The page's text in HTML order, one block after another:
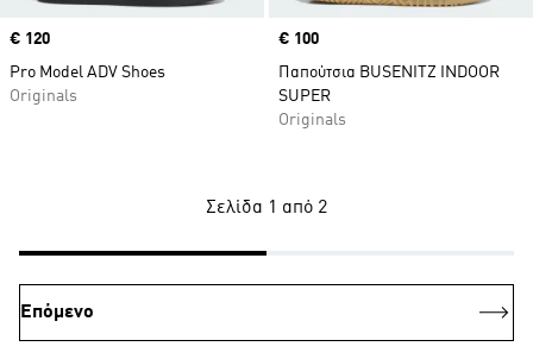
Price
€ 120
Pro Model ADV Shoes
Originals
Price
€ 100
Παπούτσια BUSENITZ INDOOR
SUPER
Originals
Σελίδα 1 από 2
Επόμενο